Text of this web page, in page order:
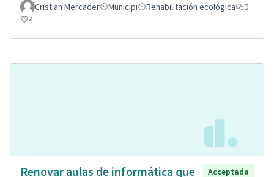
Cristian Mercader Municipi Rehabilitación ecológica
0
4
Renovar aulas de informática que
Acceptada